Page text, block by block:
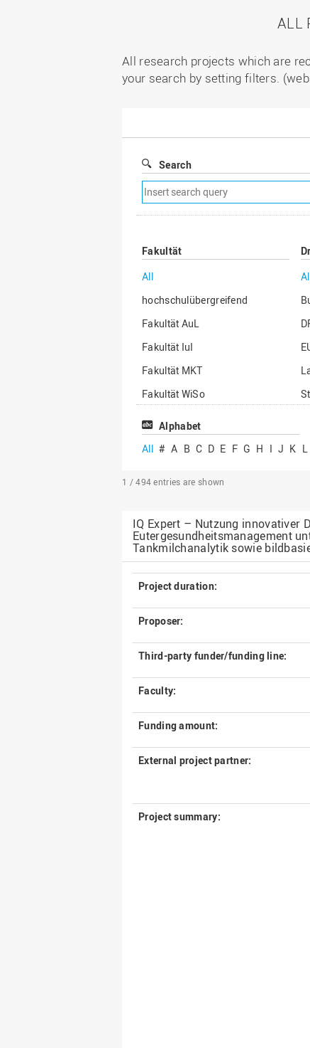
ALL
All research projects which are
your search by setting filters.
Search
Remove
search
filter
Fakultät
All
hochschulübergreifend
Fakultät AuL
Fakultät IuI
Fakultät MKT
Fakultät WiSo
Institut für Musik
Alphabet
All # A B C D E F G H I J K L
1 / 494 entries are shown
IQ Expert – Nutzung innovativer
Eutergesundheitsmanagement
Tankmilchanalytik sowie
Project duration:
Proposer:
Third-party funder/funding line:
Faculty:
Funding amount:
External project partner:
Project summary: